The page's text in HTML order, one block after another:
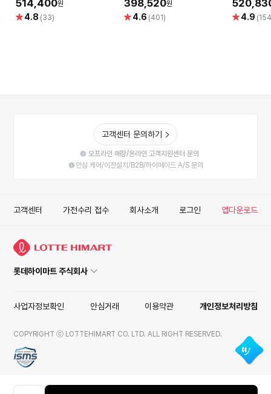
514,400원
별 4.8 (33)
398,520원
별 4.6 (401)
별 4.9
고객센터 문의하기
오프라인 매장/온라인 고객지원센터 문의
안심 케어/이전설치/B2B/하이메이드 A/S 문의
고객센터 가전수리 접수 회사소개 로그인 앱다운로드
롯데하이마트 주식회사
사업자정보확인 안심거래 이용약관 개인정보처리방침
COPYRIGHT ⓒ LOTTEHIMART CO. LTD. ALL RIGHT RESERVED.
ISMS